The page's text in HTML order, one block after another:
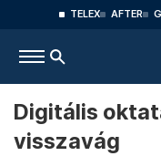
TELEX AFTER
Digitális
visszavág